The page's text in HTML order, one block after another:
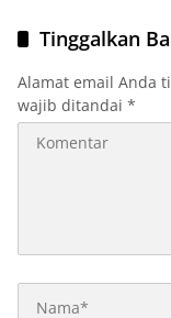
Tinggalkan
Alamat email Anda
wajib ditandai *